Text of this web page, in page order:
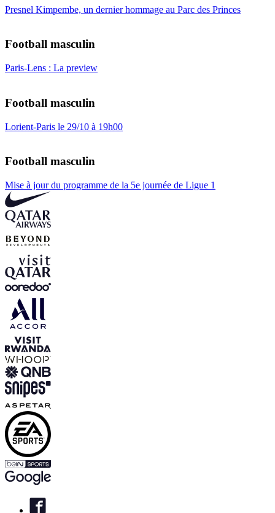
Presnel Kimpembe, un dernier hommage au Parc des Princes
Football masculin
Paris-Lens : La preview
Football masculin
Lorient-Paris le 29/10 à 19h00
Football masculin
Mise à jour du programme de la 5e journée de Ligue 1